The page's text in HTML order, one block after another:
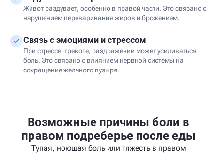
Живот раздувает, особенно в правой части. Это связано с
нарушением переваривания жиров и брожением.
Связь с эмоциями и стрессом
При стрессе, тревоге, раздражении может усиливаться
боль. Это связано с влиянием нервной системы на
сокращение желчного пузыря.
Возможные причины боли в
правом подреберье после еды
Тупая, ноющая боль или тяжесть в правом